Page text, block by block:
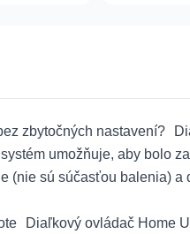
zbytočných nastavení?
umožňuje, aby bolo
(nie sú súčasťou balenia)
Diaľkový ovládač Home